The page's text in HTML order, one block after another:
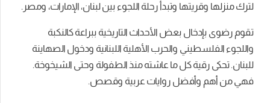
لترك منزلها وقريتها وتبدأ رحلة اللجوء بين لبنان، الإمارات، ومصر.
تقوم رضوى بإدخال بعض الأحداث التاريخية ببراعة كالنكبة
واللجوء الفلسطيني والحرب الأهلية اللبنانية ودخول الصهاينة
للبنان. تحكى رقية كل ما عاشته منذ الطفولة وحتى الشيخوخة.
فهي من أهم وأفضل روايات عربية وقصص.